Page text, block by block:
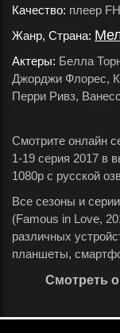
Качество: плеер
Жанр, Страна:
Актеры: Белла
Джорджи Флорес,
Перри Ривз,
Смотрите онлайн
1-19 серия 2017 в
1080p с русской
Все сезоны и
(Famous in Love,
различных
планшеты,
Смотреть